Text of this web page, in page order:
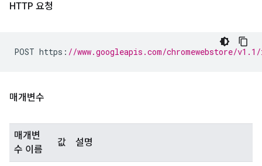
HTTP 요청
POST https : //www.googleapis.com/chromewebstore/
매개변수
매개변
수 이름
값 설명